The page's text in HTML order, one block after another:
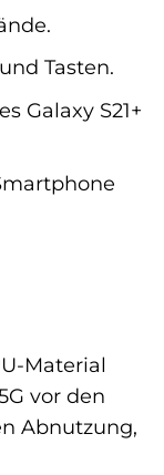
Tasten.
Galaxy S21+
Material
vor den
Abnutzung,